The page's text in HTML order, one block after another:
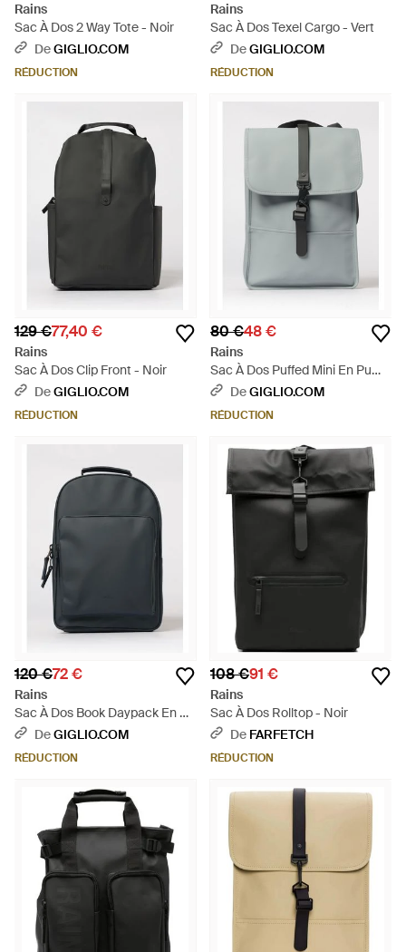
Rains
Sac À Dos 2 Way Tote - Noir
DeGIGLIO.COM
RÉDUCTION
Rains
Sac À Dos Texel Cargo - Vert
DeGIGLIO.COM
RÉDUCTION
129 €77,40 €
Rains
Sac À Dos Clip Front - Noir
DeGIGLIO.COM
RÉDUCTION
80 €48 €
Rains
Sac À Dos Puffed Mini En Pu
Imperméable - Gris
DeGIGLIO.COM
RÉDUCTION
120 €72 €
Rains
Sac À Dos Book Daypack En Pu
Imperméable - Noir
DeGIGLIO.COM
RÉDUCTION
108 €91 €
Rains
Sac À Dos Rolltop - Noir
De FARFETCH
RÉDUCTION